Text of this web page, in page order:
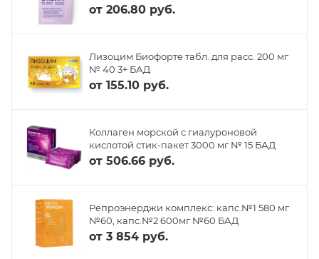
от 206.80 руб.
Лизоцим Биофорте табл. для расс. 200 мг
№ 40 3+ БАД
от 155.10 руб.
Коллаген морской с гиалуроновой
кислотой стик-пакет 3000 мг № 15 БАД
от 506.66 руб.
Репроэнерджи комплекс: капс.№1 580 мг
№60, капс.№2 600мг №60 БАД
от 3 854 руб.